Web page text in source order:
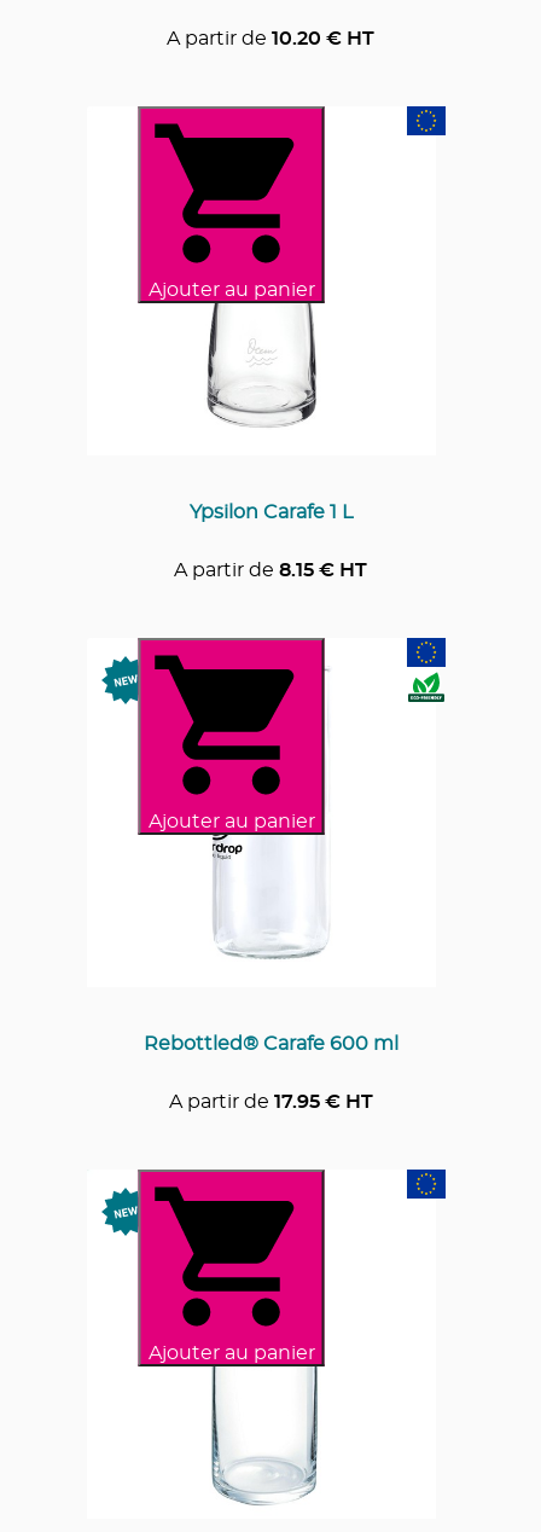
A partir de 10.20 € HT
Ajouter au panier
Ypsilon Carafe 1 L
A partir de 8.15 € HT
Ajouter au panier
Rebottled® Carafe 600 ml
A partir de 17.95€ HT
Ajouter au panier